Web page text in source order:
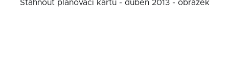
Stáhnout plánovací kartu - duben 2013 - obrázek